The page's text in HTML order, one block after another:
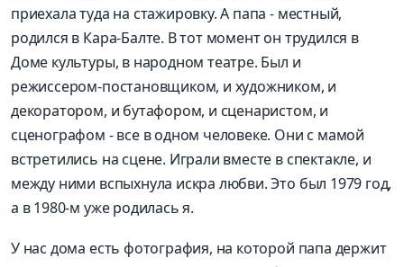
приехала туда на стажировку. А папа - местный,
родился в Кара-Балте. В тот момент он трудился в
Доме культуры, в народном театре. Был и
режиссером-постановщиком, и художником, и
декоратором, и бутафором, и сценаристом, и
сценографом - все в одном человеке. Они с мамой
встретились на сцене. Играли вместе в спектакле, и
между ними вспыхнула искра любви. Это был 1979 год,
а в 1980-м уже родилась я.
У нас дома есть фотография, на которой папа держит